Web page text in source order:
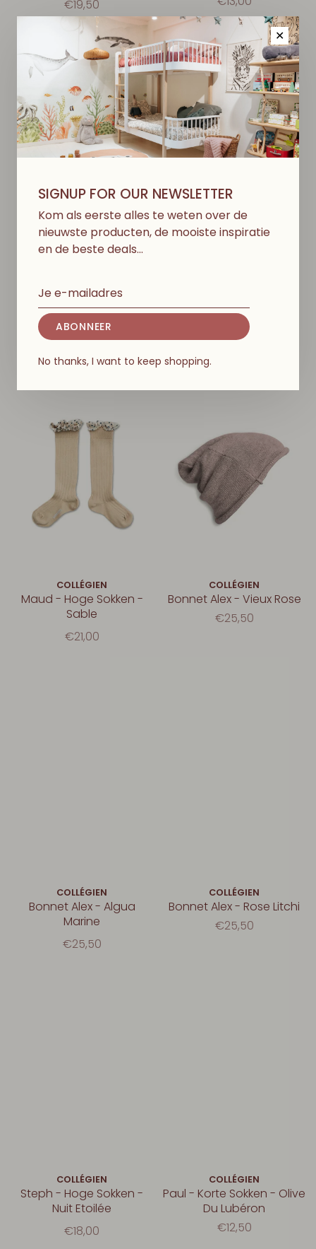
€19,50
Maud - Hoge Sokken -
Bleu Cendré
€21,00
Raisin Rose
€21,00
COLLÉGIEN
Maud - Hoge Sokken -
Sable
€21,00
COLLÉGIEN
Bonnet Alex - Vieux Rose
€25,50
COLLÉGIEN
Bonnet Alex - Algua
Marine
€25,50
COLLÉGIEN
Bonnet Alex - Rose Litchi
€25,50
COLLÉGIEN
Steph - Hoge Sokken -
Nuit Etoilée
€18,00
COLLÉGIEN
Paul - Korte Sokken - Olive
Du Lubéron
€12,50
✕
SIGNUP FOR OUR NEWSLETTER
Kom als eerste alles te weten over de
nieuwste producten, de mooiste inspiratie
en de beste deals…
ABONNEER
No thanks, I want to keep shopping.